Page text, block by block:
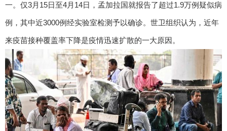
一。仅3月15日至4月14日，孟加拉国就报告了超过1.9万例疑似病
例，其中近3000例经实验室检测予以确诊。世卫组织认为，近年
来疫苗接种覆盖率下降是疫情迅速扩散的一大原因。